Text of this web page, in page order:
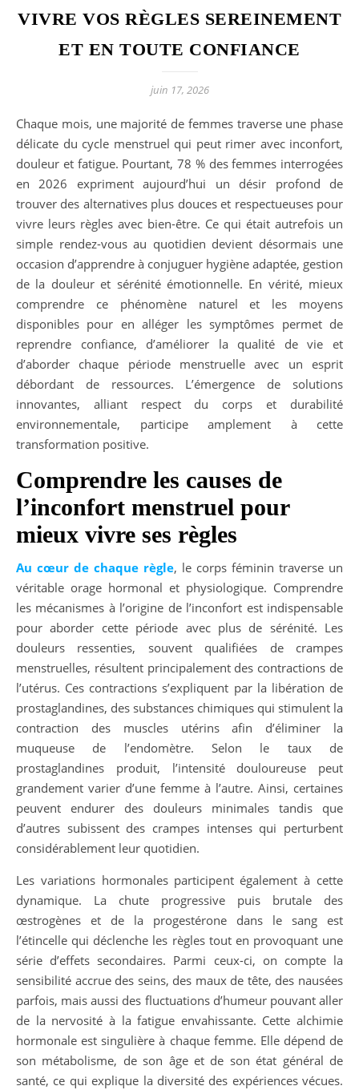
VIVRE VOS RÈGLES SEREINEMENT
ET EN TOUTE CONFIANCE
juin 17, 2026
Chaque mois, une majorité de femmes traverse une phase
délicate du cycle menstruel qui peut rimer avec inconfort,
douleur et fatigue. Pourtant, 78 % des femmes interrogées
en 2026 expriment aujourd’hui un désir profond de
trouver des alternatives plus douces et respectueuses pour
vivre leurs règles avec bien-être. Ce qui était autrefois un
simple rendez-vous au quotidien devient désormais une
occasion d’apprendre à conjuguer hygiène adaptée, gestion
de la douleur et sérénité émotionnelle. En vérité, mieux
comprendre ce phénomène naturel et les moyens
disponibles pour en alléger les symptômes permet de
reprendre confiance, d’améliorer la qualité de vie et
d’aborder chaque période menstruelle avec un esprit
débordant de ressources. L’émergence de solutions
innovantes, alliant respect du corps et durabilité
environnementale, participe amplement à cette
transformation positive.
Comprendre les causes de
l’inconfort menstruel pour
mieux vivre ses règles
Au cœur de chaque règle, le corps féminin traverse un
véritable orage hormonal et physiologique. Comprendre
les mécanismes à l’origine de l’inconfort est indispensable
pour aborder cette période avec plus de sérénité. Les
douleurs ressenties, souvent qualifiées de crampes
menstruelles, résultent principalement des contractions de
l’utérus. Ces contractions s’expliquent par la libération de
prostaglandines, des substances chimiques qui stimulent la
contraction des muscles utérins afin d’éliminer la
muqueuse de l’endomètre. Selon le taux de
prostaglandines produit, l’intensité douloureuse peut
grandement varier d’une femme à l’autre. Ainsi, certaines
peuvent endurer des douleurs minimales tandis que
d’autres subissent des crampes intenses qui perturbent
considérablement leur quotidien.
Les variations hormonales participent également à cette
dynamique. La chute progressive puis brutale des
œstrogènes et de la progestérone dans le sang est
l’étincelle qui déclenche les règles tout en provoquant une
série d’effets secondaires. Parmi ceux-ci, on compte la
sensibilité accrue des seins, des maux de tête, des nausées
parfois, mais aussi des fluctuations d’humeur pouvant aller
de la nervosité à la fatigue envahissante. Cette alchimie
hormonale est singulière à chaque femme. Elle dépend de
son métabolisme, de son âge et de son état général de
santé, ce qui explique la diversité des expériences vécues.